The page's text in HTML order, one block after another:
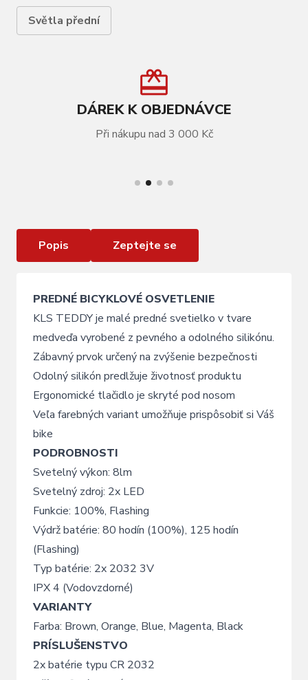
Světla přední
DÁREK K OBJEDNÁVCE
Při nákupu nad 3 000 Kč
Popis Zeptejte se
PREDNÉ BICYKLOVÉ OSVETLENIE
KLS TEDDY je malé predné svetielko v tvare
medveďa vyrobené z pevného a odolného silikónu.
Zábavný prvok určený na zvýšenie bezpečnosti
Odolný silikón predlžuje životnosť produktu
Ergonomické tlačidlo je skryté pod nosom
Veľa farebných variant umožňuje prispôsobiť si Váš
bike
PODROBNOSTI
Svetelný výkon: 8lm
Svetelný zdroj: 2x LED
Funkcie: 100%, Flashing
Výdrž batérie: 80 hodín (100%), 125 hodín
(Flashing)
Typ batérie: 2x 2032 3V
IPX 4 (Vodovzdorné)
VARIANTY
Farba: Brown, Orange, Blue, Magenta, Black
PRÍSLUŠENSTVO
2x batérie typu CR 2032